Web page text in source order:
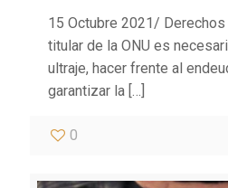
15 Octubre 2021/ Derechos
titular de la ONU es
ultraje, hacer frente al
garantizar la […]
0